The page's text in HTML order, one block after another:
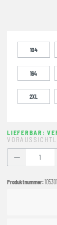
104
164
2XL
LIEFERBAR:
Produkt
Produktnummer: